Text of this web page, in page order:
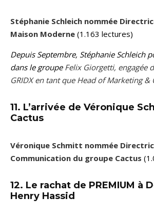
Stéphanie Schleich nommée
Maison Moderne (1.163 lectures)
Depuis Septembre, Stéphanie Schleich
dans le groupe Felix Giorgetti, engagée
GRIDX en tant que Head of Marketing
11. L’arrivée de Véronique
Cactus
Véronique Schmitt nommée
Communication du groupe Cactus
12. Le rachat de PREMIUM à
Henry Hassid